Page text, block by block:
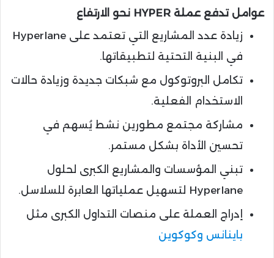
عوامل تدفع عملة HYPER نحو الارتفاع
زيادة عدد المشاريع التي تعتمد على Hyperlane
في البنية التحتية لتطبيقاتها.
تكامل البروتوكول مع شبكات جديدة وزيادة حالات
الاستخدام الفعلية.
مشاركة مجتمع مطورين نشط يُسهم في
تحسين الأداة بشكل مستمر.
تبني المؤسسات والمشاريع الكبرى لحلول
Hyperlane لتسهيل عملياتها العابرة للسلاسل.
إدراج العملة على منصات التداول الكبرى مثل
باينانس وكوكوين